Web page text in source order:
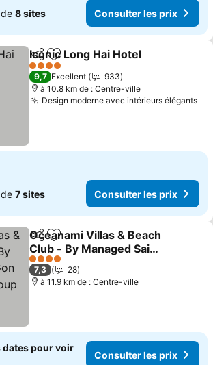
8 sites Consulter les prix
PartagerAjouter à mes favoris
Iconic Long Hai Hotel
4 Étoiles
9,7 Excellent
933
à 10.8 km de : Centre-ville
Design moderne avec intérieurs élégants
7 sites Consulter les prix
PartagerAjouter à mes favoris
Oceanami Villas & Beach
Club - By Managed Sai
Gon Thang Long Group
Consulter les prix
4 Étoiles
7,3
28
à 11.9 km de : Centre-ville
dates pour voir
Consulter les prix